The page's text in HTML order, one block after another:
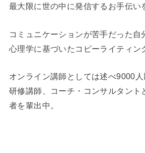
最大限に世の中に発信するお手伝い
コミュニケーションが苦手だった自
心理学に基づいたコピーライティン
オンライン講師としては述べ9000人
研修講師、コーチ・コンサルタント
者を輩出中。